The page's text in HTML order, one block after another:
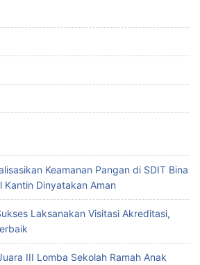
Keamanan Pangan di SDIT Bina
Kantin Dinyatakan Aman
Laksanakan Visitasi Akreditasi,
III Lomba Sekolah Ramah Anak